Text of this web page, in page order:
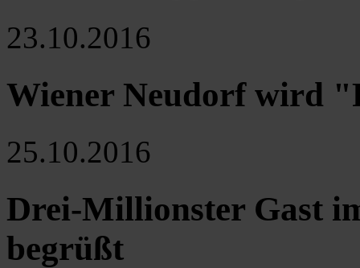
23.10.2016
Wiener Neudorf wird
25.10.2016
Drei-Millionster Gast
begrüßt